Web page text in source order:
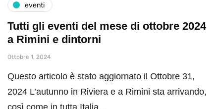
eventi
Tutti gli eventi del mese di ottobre 2024
a Rimini e dintorni
Ottobre 1, 2024
Questo articolo è stato aggiornato il Ottobre 31,
2024 L’autunno in Riviera e a Rimini sta arrivando,